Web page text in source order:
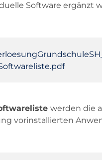
Software ergänzt
werden die
vorinstallierten